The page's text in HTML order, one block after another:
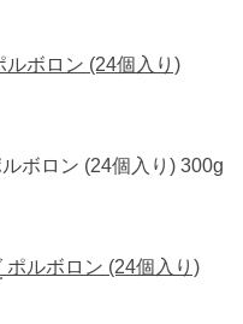
ルボロン (24個入り)
ボロン (24個入り) 300g
ポルボロン (24個入り)